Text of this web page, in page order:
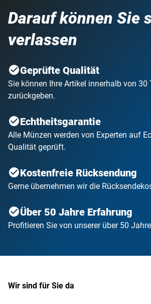
Darauf können Sie
verlassen
Geprüfte Qualität
Sie können Ihre Artikel innerhalb von 30
zurückgeben.
Echtheitsgarantie
Alle Münzen werden von Experten auf
Qualität geprüft.
Kostenfreie Rücksendung
Gerne übernehmen wir die
Über 50 Jahre Erfahrung
Profitieren Sie von unserer über 50
Wir sind für Sie da